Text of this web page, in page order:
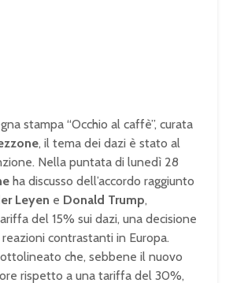
stampa “Occhio al caffè”, curata
, il tema dei dazi è stato al
Nella puntata di lunedì 28
ha discusso dell’accordo raggiunto
Leyen e Donald Trump,
del 15% sui dazi, una decisione
contrastanti in Europa.
che, sebbene il nuovo
rispetto a una tariffa del 30%,